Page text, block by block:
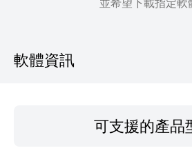
軟體資訊
可支援的產品